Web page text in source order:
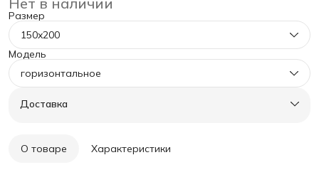
Размер
150x200
Модель
горизонтальное
Доставка
О товаре Характеристики